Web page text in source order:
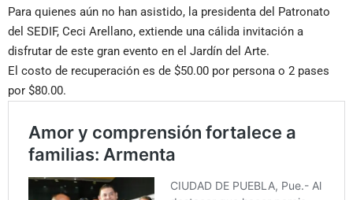
Para quienes aún no han asistido, la presidenta del Patronato
del SEDIF, Ceci Arellano, extiende una cálida invitación a
disfrutar de este gran evento en el Jardín del Arte.
El costo de recuperación es de $50.00 por persona o 2 pases
por $80.00.